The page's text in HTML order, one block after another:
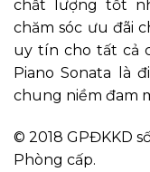
chất lượng tốt
chăm sóc ưu đãi
uy tín cho tất cả
Piano Sonata là
chung niềm đam
© 2018 GPĐKKD
Phòng cấp.